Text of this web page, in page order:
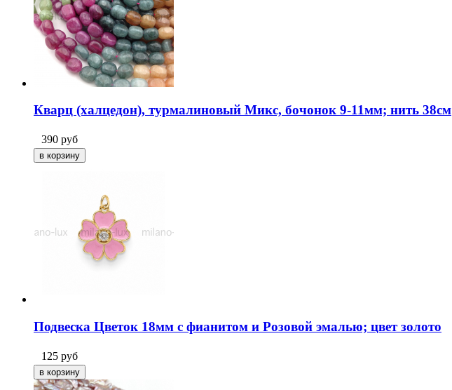
Кварц (халцедон), турмалиновый Микс, бочонок 9-11мм; нить 38см
390 руб
Подвеска Цветок 18мм с фианитом и Розовой эмалью; цвет золото
125 руб